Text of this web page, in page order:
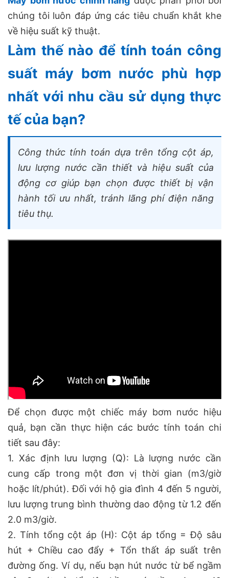
chúng tôi luôn đáp ứng các tiêu chuẩn khắt khe
về hiệu suất kỹ thuật.
Làm thế nào để tính toán công
suất máy bơm nước phù hợp
nhất với nhu cầu sử dụng thực
tế của bạn?
Công thức tính toán dựa trên tổng cột áp,
lưu lượng nước cần thiết và hiệu suất của
động cơ giúp bạn chọn được thiết bị vận
hành tối ưu nhất, tránh lãng phí điện năng
tiêu thụ.
Để chọn được một chiếc máy bơm nước hiệu
quả, bạn cần thực hiện các bước tính toán chi
tiết sau đây:
1. Xác định lưu lượng (Q): Là lượng nước cần
cung cấp trong một đơn vị thời gian (m3/giờ
hoặc lít/phút). Đối với hộ gia đình 4 đến 5 người,
lưu lượng trung bình thường dao động từ 1.2 đến
2.0 m3/giờ.
2. Tính tổng cột áp (H): Cột áp tổng = Độ sâu
hút + Chiều cao đẩy + Tổn thất áp suất trên
đường ống. Ví dụ, nếu bạn hút nước từ bể ngầm